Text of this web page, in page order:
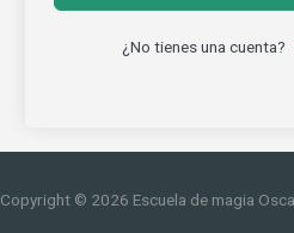
¿No tienes una cuenta?
Copyright © 2026 Escuela de magia